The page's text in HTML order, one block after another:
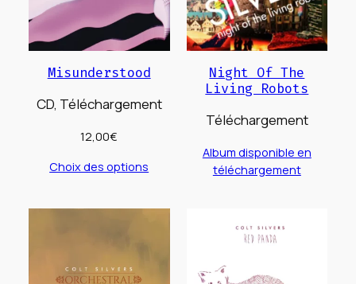
Misunderstood
CD, Téléchargement
12,00€
Choix des options
Night Of The
Living Robots
Téléchargement
Album disponible en
téléchargement